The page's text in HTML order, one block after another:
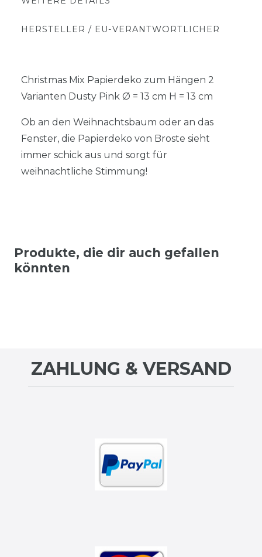
HERSTELLER / EU-VERANTWORTLICHER
Christmas Mix Papierdeko zum Hängen 2
Varianten Dusty Pink Ø = 13 cm H = 13 cm
Ob an den Weihnachtsbaum oder an das
Fenster, die Papierdeko von Broste sieht
immer schick aus und sorgt für
weihnachtliche Stimmung!
Produkte, die dir auch gefallen
könnten
ZAHLUNG & VERSAND